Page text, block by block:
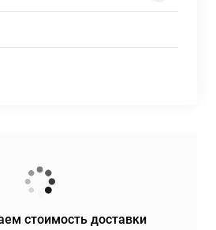
стоимость доставки